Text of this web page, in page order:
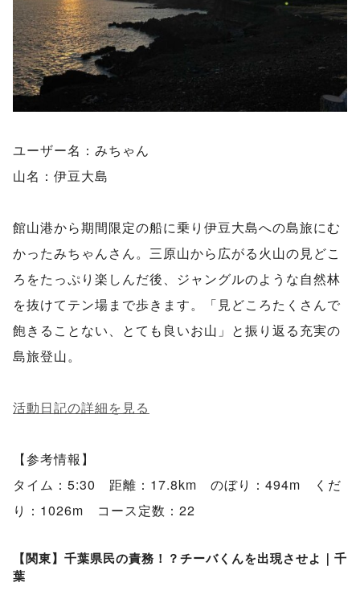
ユーザー名：みちゃん
山名：伊豆大島
館山港から期間限定の船に乗り伊豆大島への島旅にむ
かったみちゃんさん。三原山から広がる火山の見どこ
ろをたっぷり楽しんだ後、ジャングルのような自然林
を抜けてテン場まで歩きます。「見どころたくさんで
飽きることない、とても良いお山」と振り返る充実の
島旅登山。
活動日記の詳細を見る
【参考情報】
タイム：5:30 距離：17.8km のぼり：494m くだ
り：1026m コース定数：22
【関東】千葉県民の責務！？チーバくんを出現させよ｜千
葉